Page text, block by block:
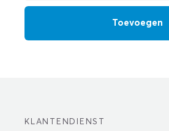
KLANTENDIENST